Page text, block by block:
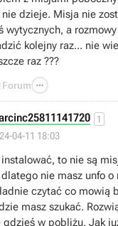
dzieje. Misja nie
wytycznych, a
kolejny raz... nie
raz ???
Forum 
1
04-11 18:03
to nie są
nie masz unfo o
czytać co mowią
masz szukać.
gdzieś w pobliżu. Jak